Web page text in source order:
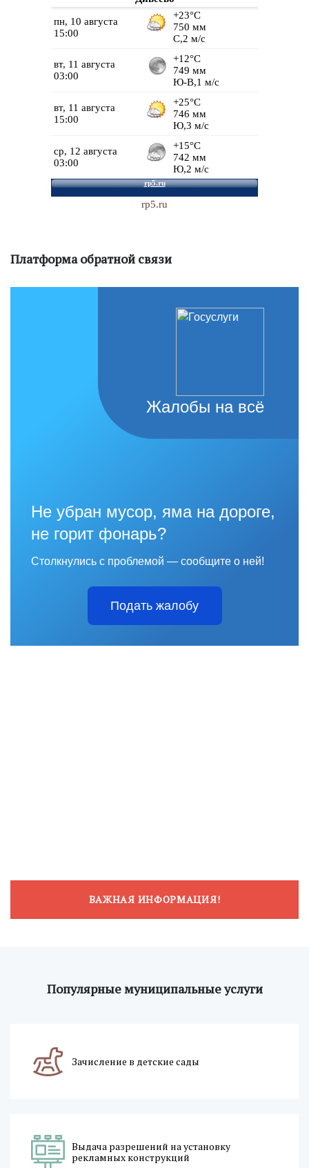
rp5.ru
Платформа обратной связи
Жалобы на всё
Не убран мусор, яма на дороге,
не горит фонарь?
Столкнулись с проблемой — сообщите о ней!
Подать жалобу
ВАЖНАЯ ИНФОРМАЦИЯ!
Популярные муниципальные услуги
Зачисление в детские сады
Выдача разрешений на установку
рекламных конструкций